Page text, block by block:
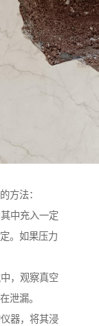
方法：
中充入一定
。如果压力
，观察真空
泄漏。
器，将其浸